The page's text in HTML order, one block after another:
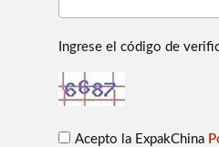
Ingrese el código de
Acepto la ExpakChina